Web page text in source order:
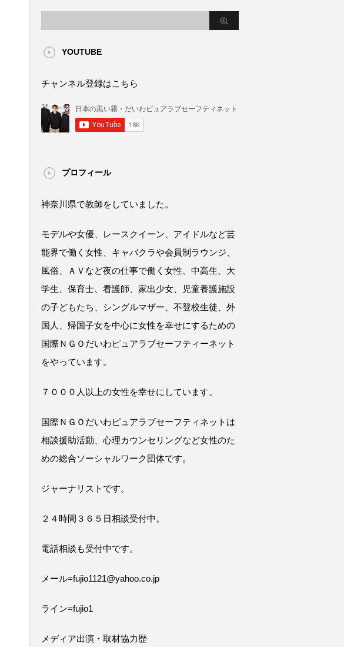
YOUTUBE
チャンネル登録はこちら
プロフィール
神奈川県で教師をしていました。
モデルや女優、レースクイーン、アイドルなど芸
能界で働く女性、キャバクラや会員制ラウンジ、
風俗、ＡＶなど夜の仕事で働く女性、中高生、大
学生、保育士、看護師、家出少女、児童養護施設
の子どもたち、シングルマザー、不登校生徒、外
国人、帰国子女を中心に女性を幸せにするための
国際ＮＧＯだいわピュアラブセーフティーネット
をやっています。
７０００人以上の女性を幸せにしています。
国際ＮＧＯだいわピュアラブセーフティネットは
相談援助活動、心理カウンセリングなど女性のた
めの総合ソーシャルワーク団体です。
ジャーナリストです。
２４時間３６５日相談受付中。
電話相談も受付中です。
メール=fujio1121@yahoo.co.jp
ライン=fujio1
メディア出演・取材協力歴